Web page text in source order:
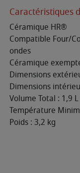
Caractéristiques
Céramique HR®
Compatible Four/
ondes
Céramique
Dimensions
Dimensions
Volume Total : 1,9 L
Température
Poids : 3,2 kg